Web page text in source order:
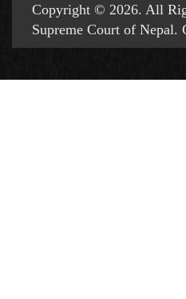
Copyright © 2026. All
Supreme Court of Nepal.